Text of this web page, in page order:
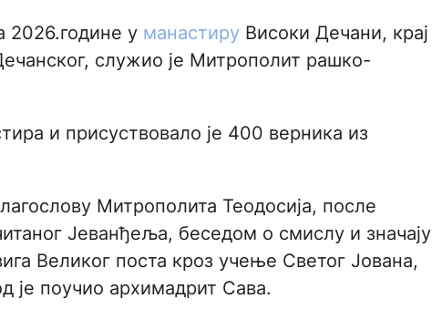
2026.године у манастируВисоки Дечани, крај
служио је Митрополит рашко-
и присуствовало је 400 верника из
Митрополита Теодосија, после
Јеванђеља, беседом о смислу и значају
Великог поста кроз учење Светог Јована,
је поучио архимадрит Сава.